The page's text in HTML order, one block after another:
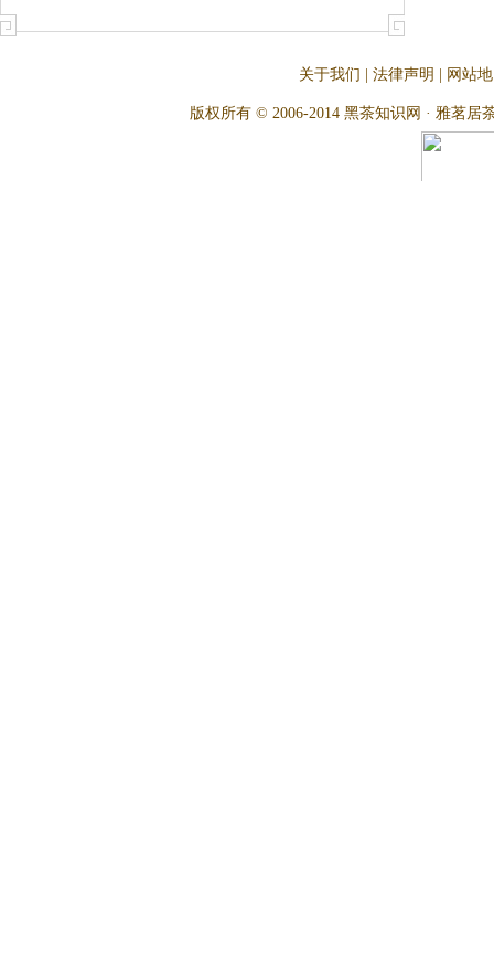
关于我们 法律声明 网站
版权所有 © 2006-2014 黑茶知识网 · 雅茗居